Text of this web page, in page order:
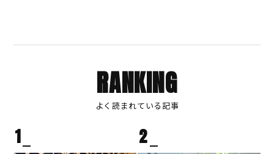
RANKING
よく読まれている記事
1 2